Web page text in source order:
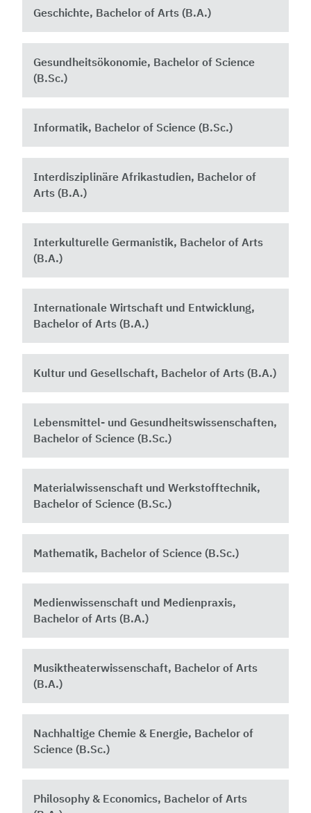
Geschichte, Bachelor of Arts (B.A.)
Gesundheitsökonomie, Bachelor of Science
(B.Sc.)
Informatik, Bachelor of Science (B.Sc.)
Interdisziplinäre Afrikastudien, Bachelor of
Arts (B.A.)
Interkulturelle Germanistik, Bachelor of Arts
(B.A.)
Internationale Wirtschaft und Entwicklung,
Bachelor of Arts (B.A.)
Kultur und Gesellschaft, Bachelor of Arts (B.A.)
Lebensmittel- und Gesundheitswissenschaften,
Bachelor of Science (B.Sc.)
Materialwissenschaft und Werkstofftechnik,
Bachelor of Science (B.Sc.)
Mathematik, Bachelor of Science (B.Sc.)
Medienwissenschaft und Medienpraxis,
Bachelor of Arts (B.A.)
Musiktheaterwissenschaft, Bachelor of Arts
(B.A.)
Nachhaltige Chemie & Energie, Bachelor of
Science (B.Sc.)
Philosophy & Economics, Bachelor of Arts